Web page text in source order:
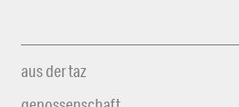
aus der taz